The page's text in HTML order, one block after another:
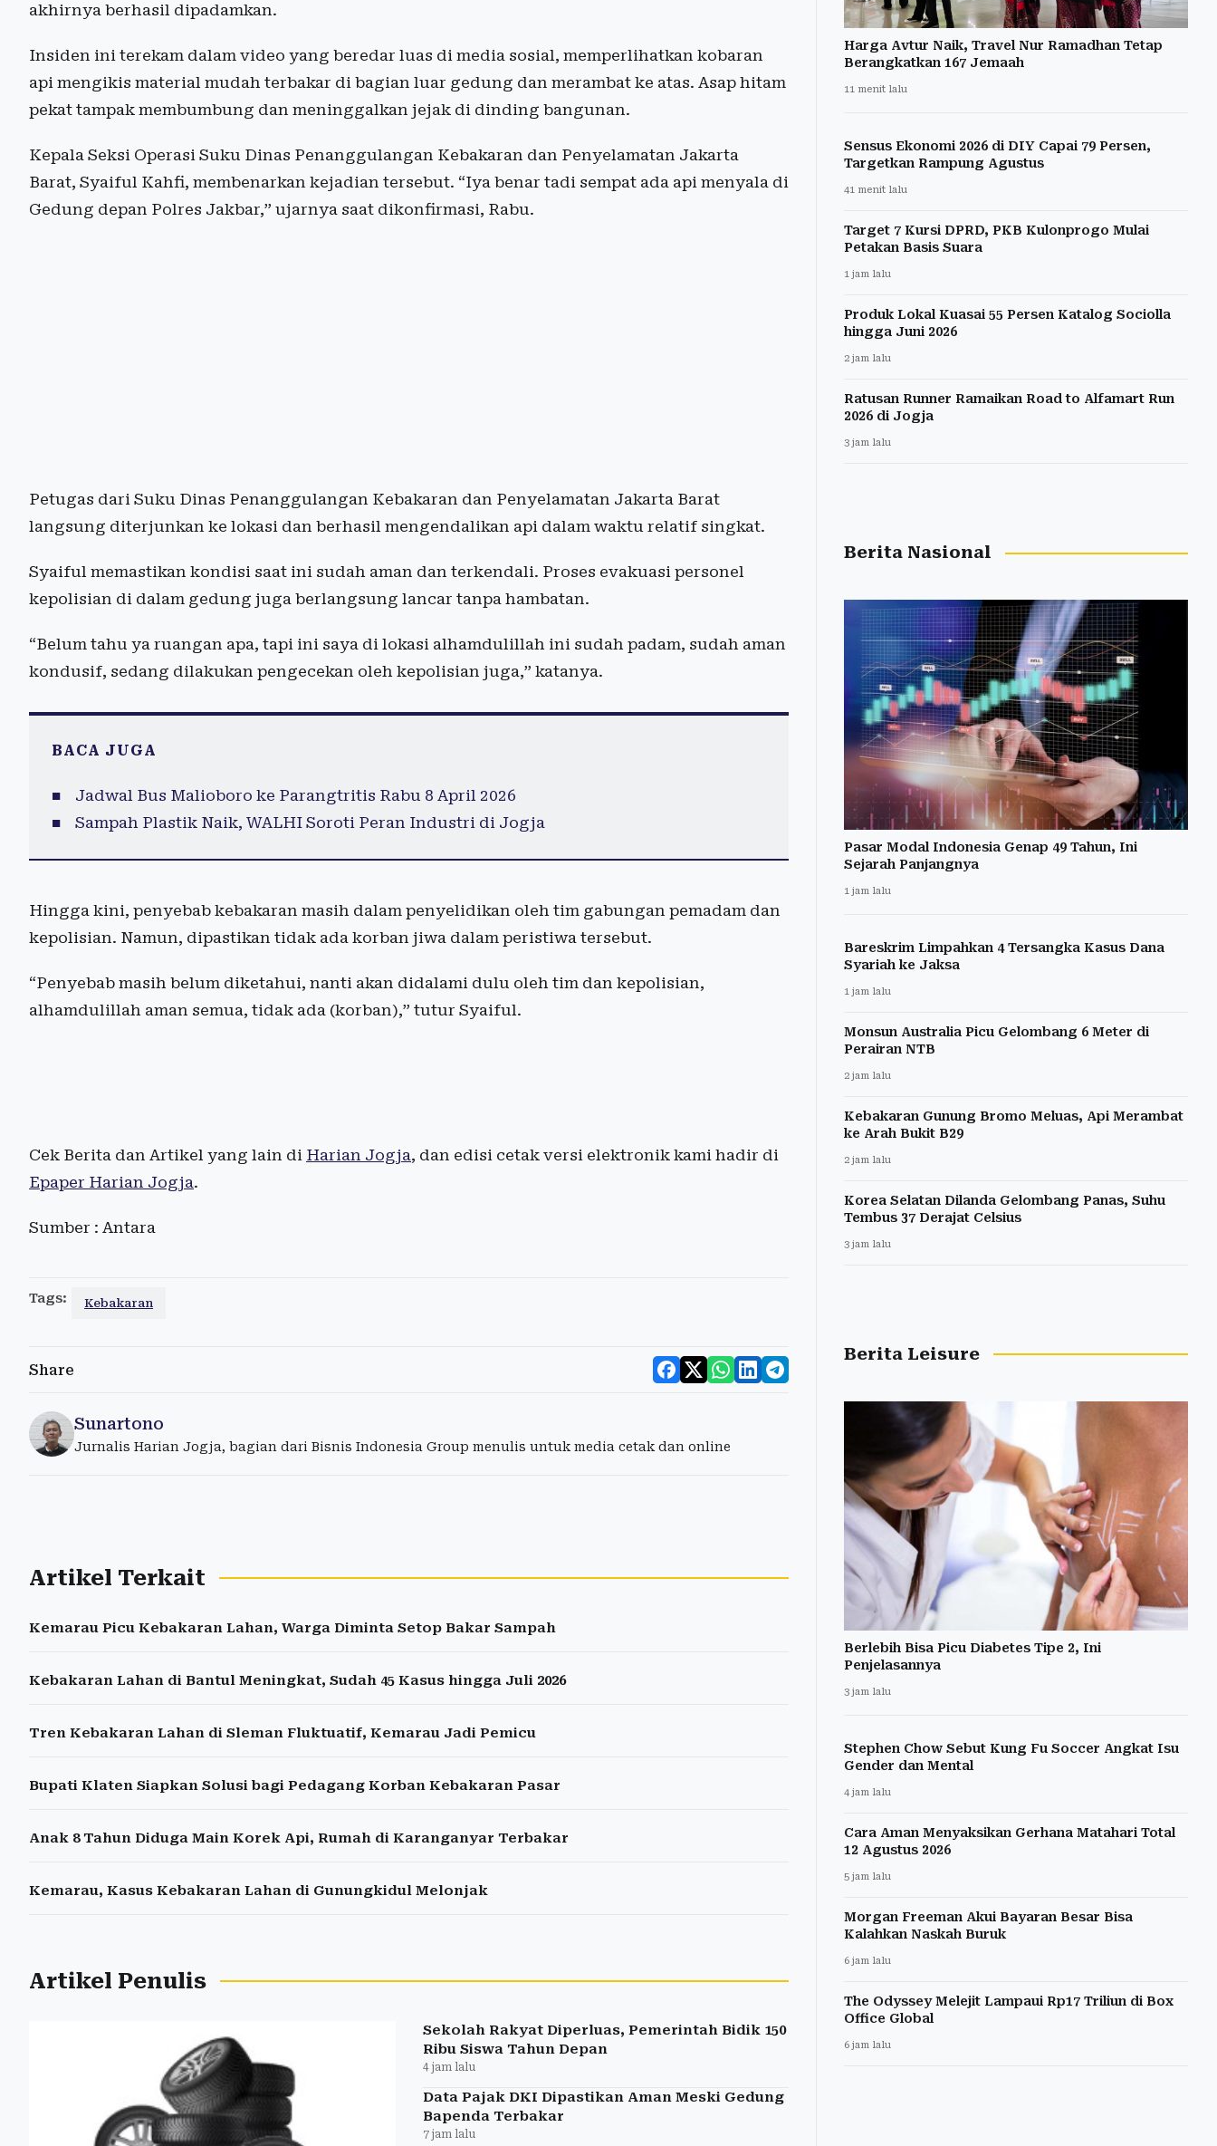
akhirnya berhasil dipadamkan.
Insiden ini terekam dalam video yang beredar luas di media sosial, memperlihatkan kobaran
api mengikis material mudah terbakar di bagian luar gedung dan merambat ke atas. Asap hitam
pekat tampak membumbung dan meninggalkan jejak di dinding bangunan.
Kepala Seksi Operasi Suku Dinas Penanggulangan Kebakaran dan Penyelamatan Jakarta
Barat, Syaiful Kahfi, membenarkan kejadian tersebut. “Iya benar tadi sempat ada api menyala di
Gedung depan Polres Jakbar,” ujarnya saat dikonfirmasi, Rabu.
Petugas dari Suku Dinas Penanggulangan Kebakaran dan Penyelamatan Jakarta Barat
langsung diterjunkan ke lokasi dan berhasil mengendalikan api dalam waktu relatif singkat.
Syaiful memastikan kondisi saat ini sudah aman dan terkendali. Proses evakuasi personel
kepolisian di dalam gedung juga berlangsung lancar tanpa hambatan.
“Belum tahu ya ruangan apa, tapi ini saya di lokasi alhamdulillah ini sudah padam, sudah aman
kondusif, sedang dilakukan pengecekan oleh kepolisian juga,” katanya.
BACA JUGA
Jadwal Bus Malioboro ke Parangtritis Rabu 8 April 2026
Sampah Plastik Naik, WALHI Soroti Peran Industri di Jogja
Hingga kini, penyebab kebakaran masih dalam penyelidikan oleh tim gabungan pemadam dan
kepolisian. Namun, dipastikan tidak ada korban jiwa dalam peristiwa tersebut.
“Penyebab masih belum diketahui, nanti akan didalami dulu oleh tim dan kepolisian,
alhamdulillah aman semua, tidak ada (korban),” tutur Syaiful.
Cek Berita dan Artikel yang lain di Harian Jogja, dan edisi cetak versi elektronik kami hadir di
Epaper Harian Jogja.
Sumber : Antara
Tags: Kebakaran
Share
Sunartono
Jurnalis Harian Jogja, bagian dari Bisnis Indonesia Group menulis untuk media cetak dan online
Artikel Terkait
Kemarau Picu Kebakaran Lahan, Warga Diminta Setop Bakar Sampah
Kebakaran Lahan di Bantul Meningkat, Sudah 45 Kasus hingga Juli 2026
Tren Kebakaran Lahan di Sleman Fluktuatif, Kemarau Jadi Pemicu
Bupati Klaten Siapkan Solusi bagi Pedagang Korban Kebakaran Pasar
Anak 8 Tahun Diduga Main Korek Api, Rumah di Karanganyar Terbakar
Kemarau, Kasus Kebakaran Lahan di Gunungkidul Melonjak
Artikel Penulis
Sekolah Rakyat Diperluas, Pemerintah Bidik 150
Ribu Siswa Tahun Depan
4 jam lalu
Data Pajak DKI Dipastikan Aman Meski Gedung
Bapenda Terbakar
7 jam lalu
Harga Avtur Naik, Travel Nur Ramadhan Tetap
Berangkatkan 167 Jemaah
11 menit lalu
Sensus Ekonomi 2026 di DIY Capai 79 Persen,
Targetkan Rampung Agustus
41 menit lalu
Target 7 Kursi DPRD, PKB Kulonprogo Mulai
Petakan Basis Suara
1 jam lalu
Produk Lokal Kuasai 55 Persen Katalog Sociolla
hingga Juni 2026
2 jam lalu
Ratusan Runner Ramaikan Road to Alfamart Run
2026 di Jogja
3 jam lalu
Berita Nasional
Pasar Modal Indonesia Genap 49 Tahun, Ini
Sejarah Panjangnya
1 jam lalu
Bareskrim Limpahkan 4 Tersangka Kasus Dana
Syariah ke Jaksa
1 jam lalu
Monsun Australia Picu Gelombang 6 Meter di
Perairan NTB
2 jam lalu
Kebakaran Gunung Bromo Meluas, Api Merambat
ke Arah Bukit B29
2 jam lalu
Korea Selatan Dilanda Gelombang Panas, Suhu
Tembus 37 Derajat Celsius
3 jam lalu
Berita Leisure
Berlebih Bisa Picu Diabetes Tipe 2, Ini
Penjelasannya
3 jam lalu
Stephen Chow Sebut Kung Fu Soccer Angkat Isu
Gender dan Mental
4 jam lalu
Cara Aman Menyaksikan Gerhana Matahari Total
12 Agustus 2026
5 jam lalu
Morgan Freeman Akui Bayaran Besar Bisa
Kalahkan Naskah Buruk
6 jam lalu
The Odyssey Melejit Lampaui Rp17 Triliun di Box
Office Global
6 jam lalu